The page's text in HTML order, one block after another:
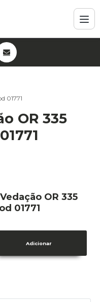
01771
OR 335
OR 335
01771